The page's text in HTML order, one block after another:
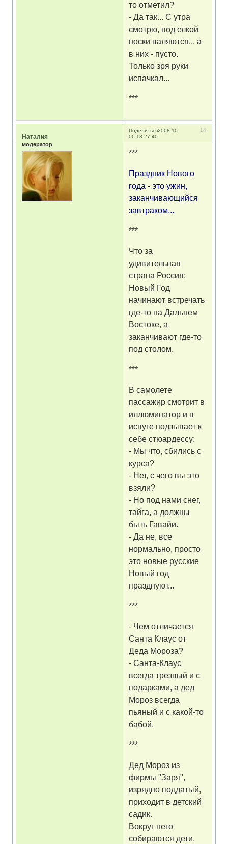
то отметил?
- Да так... С утра
смотрю, под елкой
носки валяются... а
в них - пусто.
Только зря руки
испачкал...
***
Поделиться 14
2008-10-
06 18:27:40
Наталия
модератор
***
Праздник Нового
года - это ужин,
заканчивающийся
завтраком...
***
Что за
удивительная
страна Россия:
Новый Год
начинают встречать
где-то на Дальнем
Востоке, а
заканчивают где-то
под столом.
***
В самолете
пассажир смотрит в
иллюминатор и в
испуге подзывает к
себе стюардессу:
- Мы что, сбились с
курса?
- Нет, с чего вы это
взяли?
- Но под нами снег,
тайга, а должны
быть Гавайи.
- Да не, все
нормально, просто
это новые русские
Новый год
празднуют...
***
- Чем отличается
Санта Клаус от
Деда Мороза?
- Санта-Клаус
всегда трезвый и с
подарками, а дед
Мороз всегда
пьяный и с какой-то
бабой.
***
Дед Мороз из
фирмы "Заря",
изрядно поддатый,
приходит в детский
садик.
Вокруг него
собираются дети.